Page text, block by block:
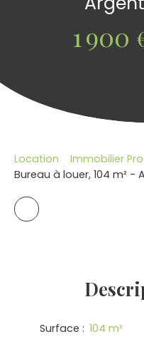
1 900
Location Immobilier Pro
Bureau à louer, 104 m² -
Surface : 104 m²